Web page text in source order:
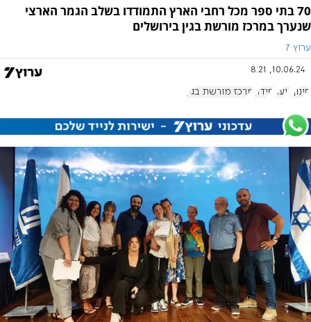
70 בתי ספר מכל רחבי הארץ התמודדו בשלב הגמר הארצי
שנערך במרכז מורשת בגין בירושלים
ערוץ 7
10.06.24, 8:21
חינוך נוער חידון מרכז מורשת בגין